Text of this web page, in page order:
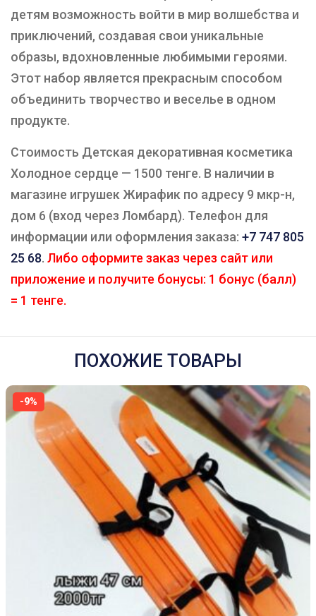
детям возможность войти в мир волшебства и
приключений, создавая свои уникальные
образы, вдохновленные любимыми героями.
Этот набор является прекрасным способом
объединить творчество и веселье в одном
продукте.
Стоимость Детская декоративная косметика
Холодное сердце — 1500 тенге. В наличии в
магазине игрушек Жирафик по адресу 9 мкр-н,
дом 6 (вход через Ломбард). Телефон для
информации или оформления заказа: +7 747 805
25 68. Либо оформите заказ через сайт или
приложение и получите бонусы: 1 бонус (балл)
= 1 тенге.
ПОХОЖИЕ ТОВАРЫ
-9%